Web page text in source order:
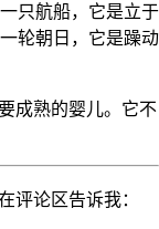
只航船，它是立于
轮朝日，它是躁动
成熟的婴儿。它不
评论区告诉我：